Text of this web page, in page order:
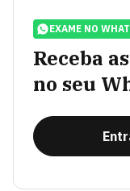
EXAME NO
Receba
no seu